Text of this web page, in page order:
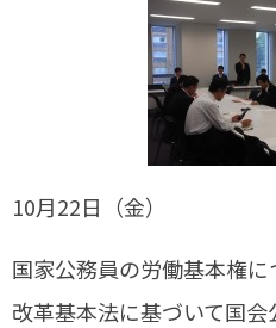
10月22日（金）
国家公務員の労働基本権
改革基本法に基づいて国